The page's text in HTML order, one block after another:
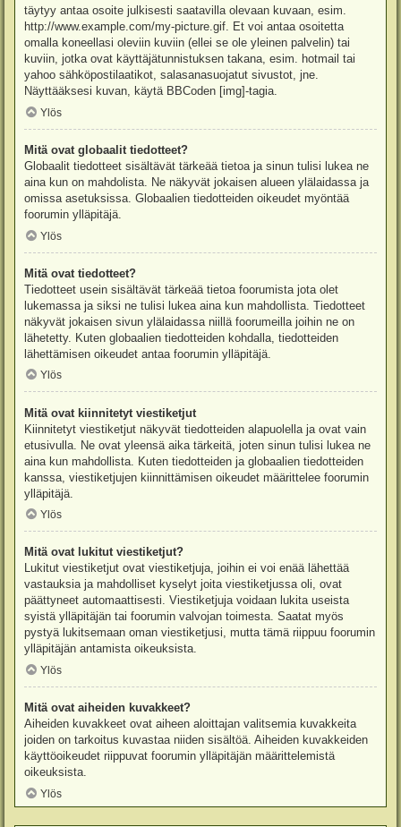
täytyy antaa osoite julkisesti saatavilla olevaan kuvaan, esim.
http://www.example.com/my-picture.gif. Et voi antaa osoitetta
omalla koneellasi oleviin kuviin (ellei se ole yleinen palvelin) tai
kuviin, jotka ovat käyttäjätunnistuksen takana, esim. hotmail tai
yahoo sähköpostilaatikot, salasanasuojatut sivustot, jne.
Näyttääksesi kuvan, käytä BBCoden [img]-tagia.
Ylös
Mitä ovat globaalit tiedotteet?
Globaalit tiedotteet sisältävät tärkeää tietoa ja sinun tulisi lukea ne
aina kun on mahdolista. Ne näkyvät jokaisen alueen ylälaidassa ja
omissa asetuksissa. Globaalien tiedotteiden oikeudet myöntää
foorumin ylläpitäjä.
Ylös
Mitä ovat tiedotteet?
Tiedotteet usein sisältävät tärkeää tietoa foorumista jota olet
lukemassa ja siksi ne tulisi lukea aina kun mahdollista. Tiedotteet
näkyvät jokaisen sivun ylälaidassa niillä foorumeilla joihin ne on
lähetetty. Kuten globaalien tiedotteiden kohdalla, tiedotteiden
lähettämisen oikeudet antaa foorumin ylläpitäjä.
Ylös
Mitä ovat kiinnitetyt viestiketjut
Kiinnitetyt viestiketjut näkyvät tiedotteiden alapuolella ja ovat vain
etusivulla. Ne ovat yleensä aika tärkeitä, joten sinun tulisi lukea ne
aina kun mahdollista. Kuten tiedotteiden ja globaalien tiedotteiden
kanssa, viestiketjujen kiinnittämisen oikeudet määrittelee foorumin
ylläpitäjä.
Ylös
Mitä ovat lukitut viestiketjut?
Lukitut viestiketjut ovat viestiketjuja, joihin ei voi enää lähettää
vastauksia ja mahdolliset kyselyt joita viestiketjussa oli, ovat
päättyneet automaattisesti. Viestiketjuja voidaan lukita useista
syistä ylläpitäjän tai foorumin valvojan toimesta. Saatat myös
pystyä lukitsemaan oman viestiketjusi, mutta tämä riippuu foorumin
ylläpitäjän antamista oikeuksista.
Ylös
Mitä ovat aiheiden kuvakkeet?
Aiheiden kuvakkeet ovat aiheen aloittajan valitsemia kuvakkeita
joiden on tarkoitus kuvastaa niiden sisältöä. Aiheiden kuvakkeiden
käyttöoikeudet riippuvat foorumin ylläpitäjän määrittelemistä
oikeuksista.
Ylös